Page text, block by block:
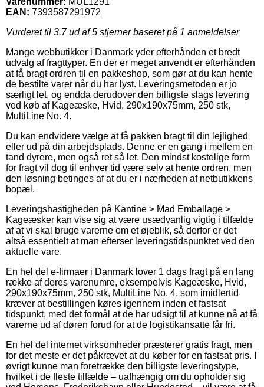
EAN: 7393587291972
Vurderet til 3.7ud af 5 stjerner baseret på 1 anmeldelser
Mange webbutikker i Danmark yder efterhånden et bredt
udvalg af fragttyper. En der er meget anvendt er efterhånden
at få bragt ordren til en pakkeshop, som gør at du kan hente
de bestilte varer når du har lyst. Leveringsmetoden er jo
særligt let, og endda derudover den billigste slags levering
ved køb af Kageæske, Hvid, 290x190x75mm, 250 stk,
MultiLine No. 4.
Du kan endvidere vælge at få pakken bragt til din lejlighed
eller ud på din arbejdsplads. Denne er en gang i mellem en
tand dyrere, men også ret så let. Den mindst kostelige form
for fragt vil dog til enhver tid være selv at hente ordren, men
den løsning betinges af at du er i nærheden af netbutikkens
bopæl.
Leveringshastigheden på Kantine > Mad Emballage >
Kageæsker kan vise sig at være usædvanlig vigtig i tilfælde
af at vi skal bruge varerne om et øjeblik, så derfor er det
altså essentielt at man efterser leveringstidspunktet ved den
aktuelle vare.
En hel del e-firmaer i Danmark lover 1 dags fragt på en lang
række af deres varenumre, eksempelvis Kageæske, Hvid,
290x190x75mm, 250 stk, MultiLine No. 4, som imidlertid
kræver at bestillingen køres igennem inden et fastsat
tidspunkt, med det formål at de har udsigt til at kunne nå at få
varerne ud af døren forud for at de logistikansatte får fri.
En hel del internet virksomheder præsterer gratis fragt, men
for det meste er det påkrævet at du køber for en fastsat pris. I
øvrigt kunne man foretrække den billigste leveringstype,
hvilket i de fleste tilfælde – uafhængig om du opholder sig